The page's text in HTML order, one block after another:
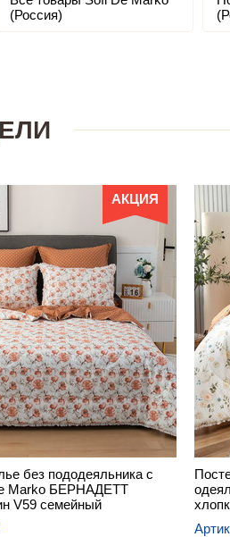
(Россия)
АКЦИЯ
без пододеяльника с
Marko БЕРНАДЕТТ
V59 семейный